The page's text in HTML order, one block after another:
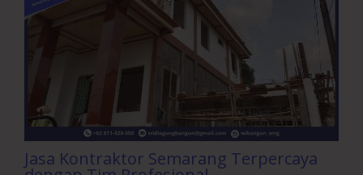
Jasa Kontraktor Semarang Terpercaya